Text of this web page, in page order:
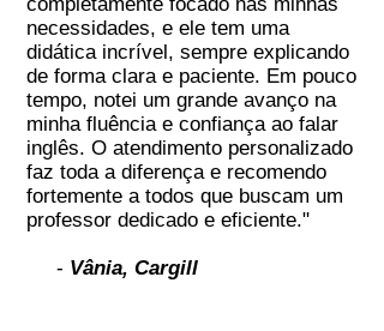
necessidades, e ele tem uma
didática incrível, sempre explicando
de forma clara e paciente. Em pouco
tempo, notei um grande avanço na
minha fluência e confiança ao falar
inglês. O atendimento personalizado
faz toda a diferença e recomendo
fortemente a todos que buscam um
professor dedicado e eficiente."
- Vânia, Cargill